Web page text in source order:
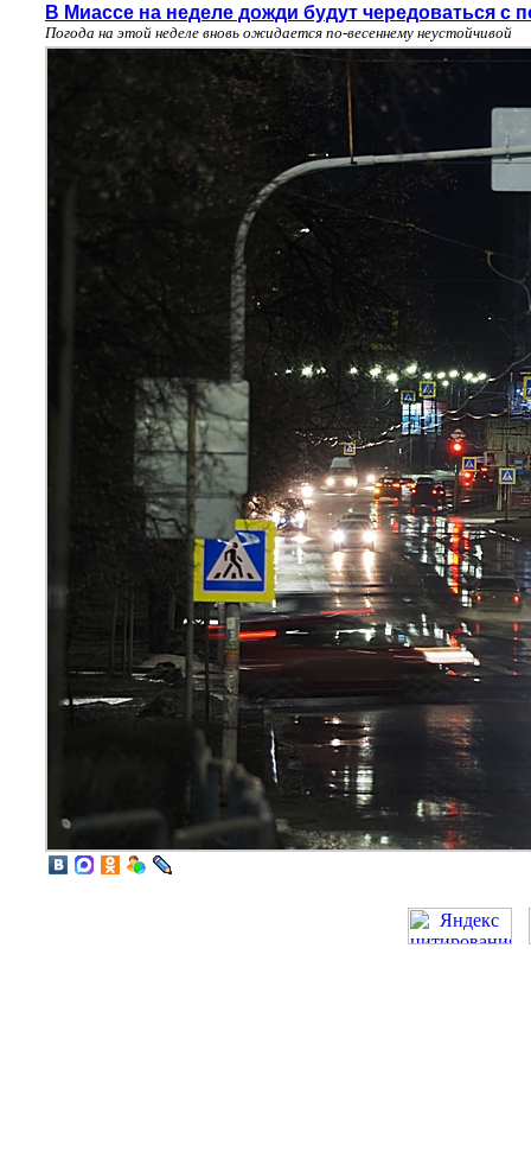
В Миассе на неделе дожди будут чередоваться с
Погода на этой неделе вновь ожидается по-весеннему неустойчивой